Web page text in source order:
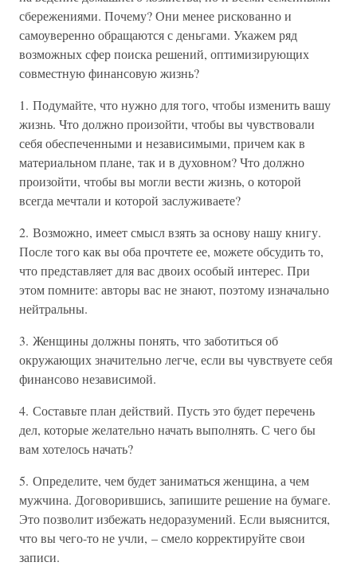
сбережениями. Почему? Они менее рискованно и
самоуверенно обращаются с деньгами. Укажем ряд
возможных сфер поиска решений, оптимизирующих
совместную финансовую жизнь?
1. Подумайте, что нужно для того, чтобы изменить вашу
жизнь. Что должно произойти, чтобы вы чувствовали
себя обеспеченными и независимыми, причем как в
материальном плане, так и в духовном? Что должно
произойти, чтобы вы могли вести жизнь, о которой
всегда мечтали и которой заслуживаете?
2. Возможно, имеет смысл взять за основу нашу книгу.
После того как вы оба прочтете ее, можете обсудить то,
что представляет для вас двоих особый интерес. При
этом помните: авторы вас не знают, поэтому изначально
нейтральны.
3. Женщины должны понять, что заботиться об
окружающих значительно легче, если вы чувствуете себя
финансово независимой.
4. Составьте план действий. Пусть это будет перечень
дел, которые желательно начать выполнять. С чего бы
вам хотелось начать?
5. Определите, чем будет заниматься женщина, а чем
мужчина. Договорившись, запишите решение на бумаге.
Это позволит избежать недоразумений. Если выяснится,
что вы чего-то не учли, – смело корректируйте свои
записи.